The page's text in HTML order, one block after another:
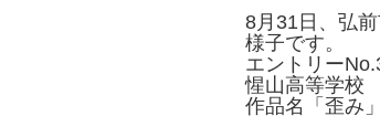
8月31日、弘
様子です。
エントリー
惺山高等学校
作品名「歪み」